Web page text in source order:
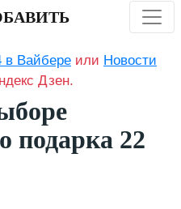
в Вайбере или Новости
Дзен.
подарка 22